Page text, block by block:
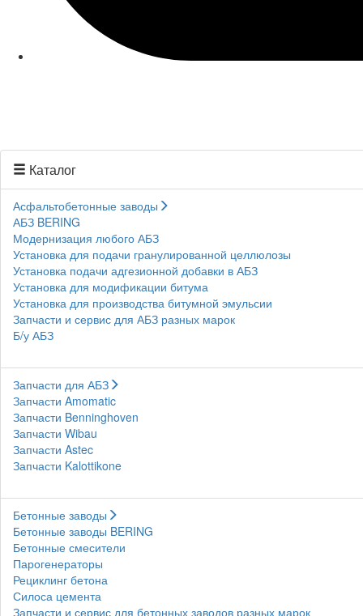
Каталог
Асфальтобетонные заводы
АБЗ BERING
Модернизация любого АБЗ
Установка для подачи гранулированной целлюлозы
Установка подачи адгезионной добавки в АБЗ
Установка для модификации битума
Установка для производства битумной эмульсии
Запчасти и сервис для АБЗ разных марок
Б/у АБЗ
Запчасти для АБЗ
Запчасти Amomatic
Запчасти Benninghoven
Запчасти Wibau
Запчасти Astec
Запчасти Kalottikone
Бетонные заводы
Бетонные заводы BERING
Бетонные смесители
Парогенераторы
Рециклинг бетона
Силоса цемента
Запчасти и сервис для бетонных заводов разных марок